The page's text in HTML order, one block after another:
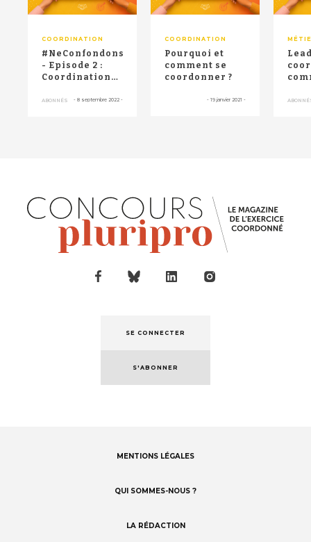
COORDINATION
#NeConfondonsPasTout
- Episode 2 :
Coordination
Coordinat...
ABONNÉS - 8 septembre 2022 -
COORDINATION
Pourquoi et
comment se
coordonner ?
- 19 janvier 2021 -
SE CONNECTER
S'ABONNER
MENTIONS LÉGALES
QUI SOMMES-NOUS ?
LA RÉDACTION